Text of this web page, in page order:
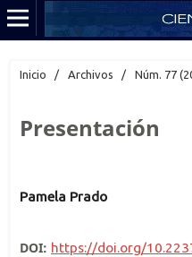
Inicio / Archivos / Núm. 77
Presentación
Pamela Prado
DOI: https://doi.org/